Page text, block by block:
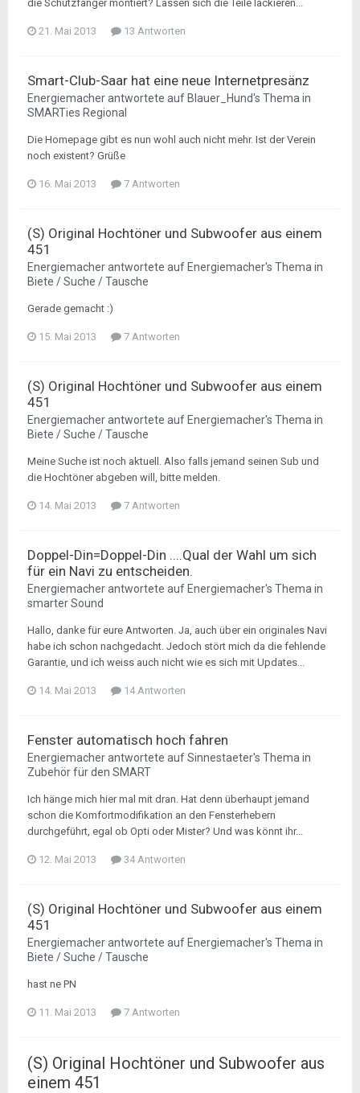
die Schutzfänger montiert? Lassen sich die Teile lackieren...
21. Mai 2013 13 Antworten
Smart-Club-Saar hat eine neue Internetpresänz
Energiemacherantwortete auf Blauer_Hund's Thema in
SMARTies Regional
Die Homepage gibt es nun wohl auch nicht mehr. Ist der Verein
noch existent? Grüße
16. Mai 2013 7 Antworten
(S) Original Hochtöner und Subwoofer aus einem
451
Energiemacherantwortete auf Energiemacher's Thema in
Biete / Suche / Tausche
Gerade gemacht :)
15. Mai 2013 7 Antworten
(S) Original Hochtöner und Subwoofer aus einem
451
Energiemacherantwortete auf Energiemacher's Thema in
Biete / Suche / Tausche
Meine Suche ist noch aktuell. Also falls jemand seinen Sub und
die Hochtöner abgeben will, bitte melden.
14. Mai 2013 7 Antworten
Doppel-Din=Doppel-Din ....Qual der Wahl um sich
für ein Navi zu entscheiden.
Energiemacherantwortete auf Energiemacher's Thema in
smarter Sound
Hallo, danke für eure Antworten. Ja, auch über ein originales Navi
habe ich schon nachgedacht. Jedoch stört mich da die fehlende
Garantie, und ich weiss auch nicht wie es sich mit Updates...
14. Mai 2013 14 Antworten
Fenster automatisch hoch fahren
Energiemacherantwortete aufSinnestaeter's Thema in
Zubehör für den SMART
Ich hänge mich hier mal mit dran. Hat denn überhaupt jemand
schon die Komfortmodifikation an den Fensterhebern
durchgeführt, egal ob Opti oder Mister? Und was könnt ihr...
12. Mai 2013 34 Antworten
(S) Original Hochtöner und Subwoofer aus einem
451
Energiemacherantwortete auf Energiemacher's Thema in
Biete / Suche / Tausche
hast ne PN
11. Mai 2013 7 Antworten
(S) Original Hochtöner und Subwoofer aus
einem 451